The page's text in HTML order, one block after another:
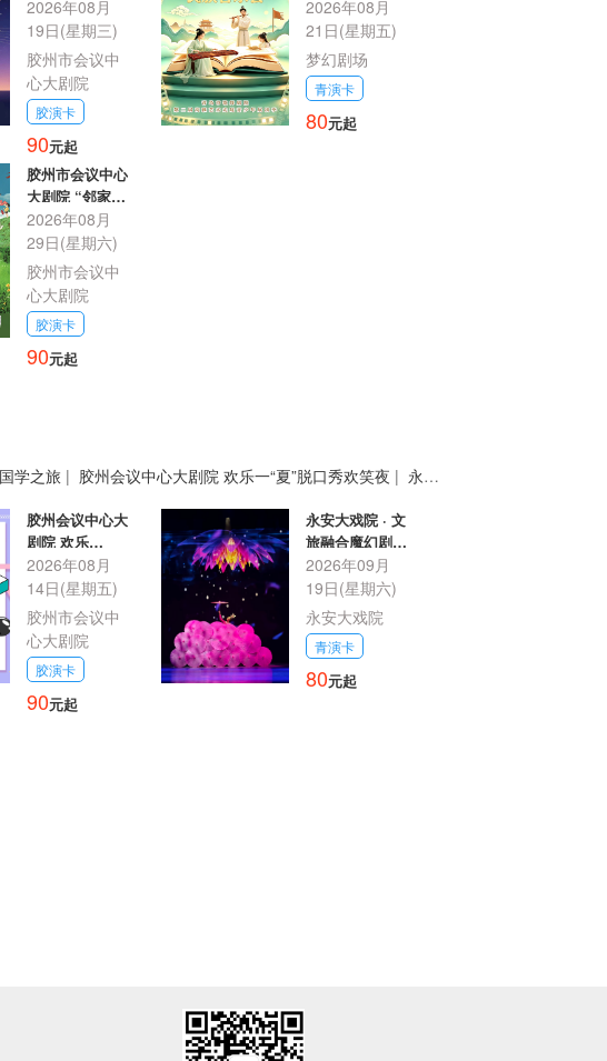
乐会
2026年08月
19日(星期三)
胶州市会议中
心大剧院
胶演卡
90元起
乐——民族音乐
会》
2026年08月
21日(星期五)
梦幻剧场
青演卡
80元起
胶州市会议中心
大剧院 “邻家的
龙猫”动漫视听
音乐会
2026年08月
29日(星期六)
胶州市会议中
心大剧院
胶演卡
90元起
学之旅 | 胶州会议中心大剧院 欢乐一“夏”脱口秀欢笑夜 | 永安
胶州会议中心大
剧院 欢乐
一“夏”脱口秀
欢笑夜
2026年08月
14日(星期五)
胶州市会议中
心大剧院
胶演卡
90元起
永安大戏院 · 文
旅融合魔幻剧
《济南印象》
2026年09月
19日(星期六)
永安大戏院
青演卡
80元起